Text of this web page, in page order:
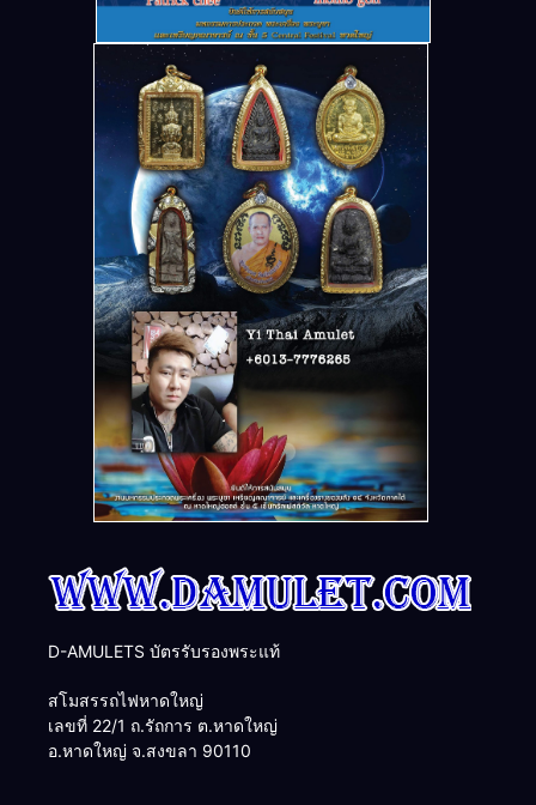
D-AMULETS บัตรรับรองพระแท้
สโมสรรถไฟหาดใหญ่
เลขที่ 22/1 ถ.รัถการ ต.หาดใหญ่
อ.หาดใหญ่ จ.สงขลา 90110